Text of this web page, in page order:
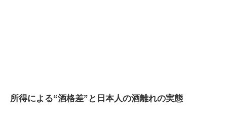
所得による“酒格差”と日本人の酒離れの実態